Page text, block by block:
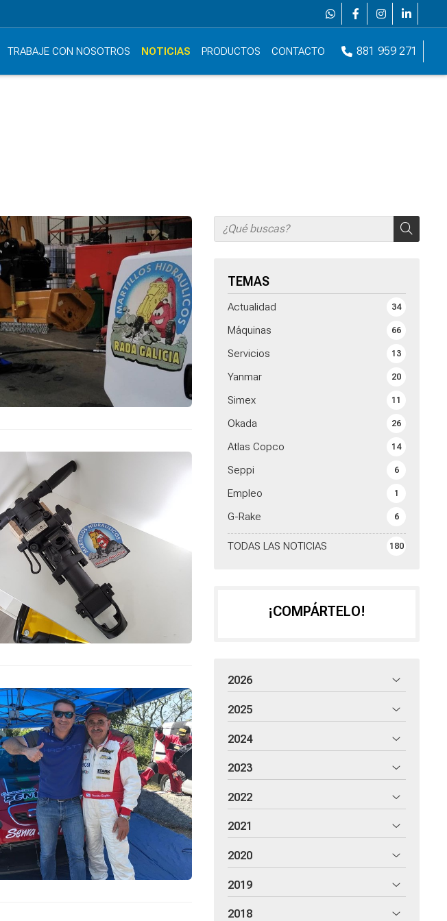
TRABAJE CON NOSOTROS NOTICIAS PRODUCTOS CONTACTO 881 959 271
TEMAS
TODAS LAS NOTICIAS 180
Actualidad 34
Máquinas 66
Servicios 13
Yanmar 20
Simex 11
Okada 26
Atlas Copco 14
Seppi 6
Empleo 1
G-Rake 6
¡COMPÁRTELO!
2026
2025
2024
2023
2022
2021
2020
2019
2018